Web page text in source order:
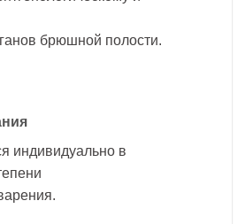
брюшной полости.
индивидуально в